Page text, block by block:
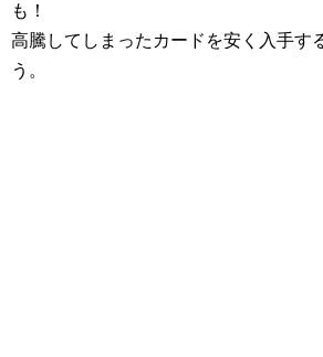
も！
高騰してしまったカードを安く入手す
う。